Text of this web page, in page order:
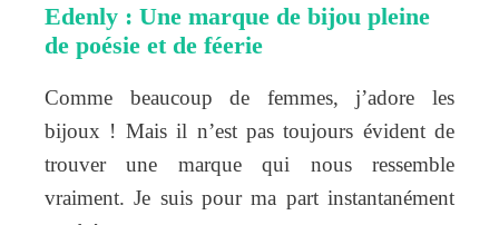
Edenly : Une marque de bijou pleine
de poésie et de féerie
Comme beaucoup de femmes, j’adore les
bijoux ! Mais il n’est pas toujours évident de
trouver une marque qui nous ressemble
vraiment. Je suis pour ma part instantanément